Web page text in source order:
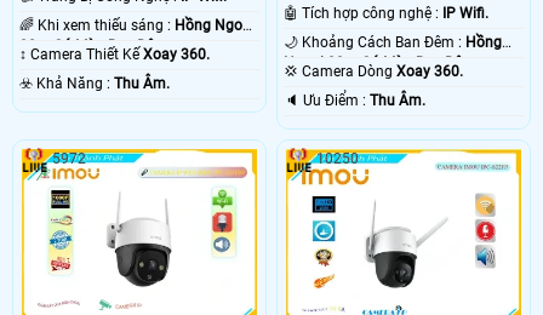
🌈 Khi xem thiếu sáng : Hồng Ngoại
20m Có Màu Ban Đêm.
↕️ Camera Thiết KếXoay 360.
️☣️ Khả Năng : Thu Âm.
sắc nét .
🤖️ Tích hợp công nghệ : IP Wifi.
🌙 Khoảng Cách Ban Đêm : Hồng
Ngoại 20m Có Màu Ban Đêm.
💢 Camera DòngXoay 360.
️🔈 Ưu Điểm :Thu Âm.
5972 10250